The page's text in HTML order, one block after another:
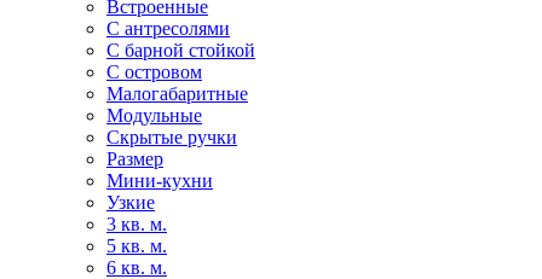
Встроенные
С антресолями
С барной стойкой
С островом
Малогабаритные
Модульные
Скрытые ручки
Размер
Мини-кухни
Узкие
3 кв. м.
5 кв. м.
6 кв. м.